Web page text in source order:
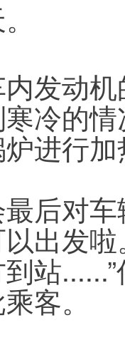
发动
冷的
进行
最后对
出发
站
客。